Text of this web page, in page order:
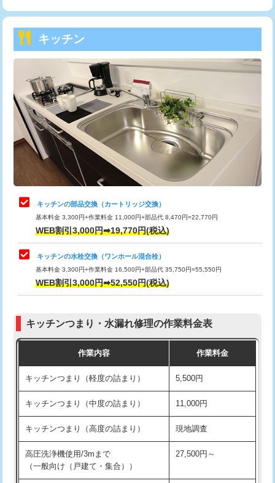
持込商品取付（普通便座⇔温水洗浄便
22,000円
給水管工事※（ホール加工)
給水管工事※（バンド止め) 3,300円
給水管工事※（支持金具設置) 5,500円
給水管工事※（保温材使用（バンド止
め込み）)
5,500円
給水管工事※（土の掘削・埋め戻し作
11,000円
給水管工事※（塩ビ管（VP・HI）使
用/3ｍまで)
給水管工事※（塩ビ管（VP・HI）使
用（追加）/3ｍ超え)
給水管工事※（ライニング鋼管・銅
管・ポリ管・HT管使用/3ｍまで)
44,000円
管・ポリ管・HT管使用/3ｍ超え)
排水管工事（土の掘削・埋め戻し作
11,000円~
排水管工事（排水管工事/3ｍまで） 55,000円
排水管工事（追加 排水管工事/3ｍ超
+11,000円
マス交換（土の掘削・埋め戻し作業）
マス交換（深さ50㎝未満）
トーラー機使用/3mまで
追加トーラー機使用/3m超え +3,300円
カメラ調査 33,000円
桝清掃 8,800円
止水・漏水調査・防水処理・清掃・修
理・調整・分解・加工など（軽作業）
11,000円
止水・漏水調査・防水処理・清掃・修
理・調整・分解・加工など（中作業）
22,000円
止水・漏水調査・防水処理・清掃・修
理・調整・分解・加工など（重作業）
33,000円
お風呂タンク脱着
その他部品の脱着
式・ワンホール）)
交換・取付(排水栓・排水トラップ
22,000円+材料費
持込商品取付（単水栓）
キッチン
キッチンの部品交換（カートリッジ交換）
基本料金 3,300円+作業料金 11,000円+部品代 8,470円=22,770円
WEB割引3,000円➡19,770円(税込)
キッチンの水栓交換（ワンホール混合栓）
基本料金 3,300円+作業料金 16,500円+部品代 35,750円=55,550円
WEB割引3,000円➡52,550円(税込)
キッチンつまり・水漏れ修理の作業料金表
作業内容 作業料金
キッチンつまり（軽度の詰まり） 5,500円
キッチンつまり（中度の詰まり） 11,000円
キッチンつまり（高度の詰まり） 現地調査
高圧洗浄機使用/3mまで
（一般向け（戸建て・集合））
27,500円～